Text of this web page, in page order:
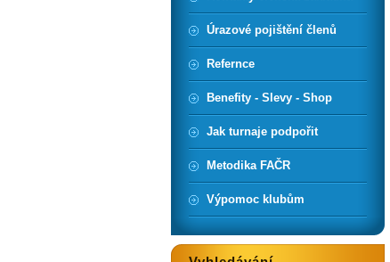
Úrazové pojištění členů
Refernce
Benefity - Slevy - Shop
Jak turnaje podpořit
Metodika FAČR
Výpomoc klubům